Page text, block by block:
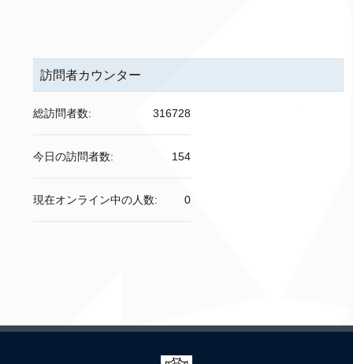
訪問者カウンター
316728
総訪問者数:
154
今日の訪問者数:
0
現在オンライン中の人数: